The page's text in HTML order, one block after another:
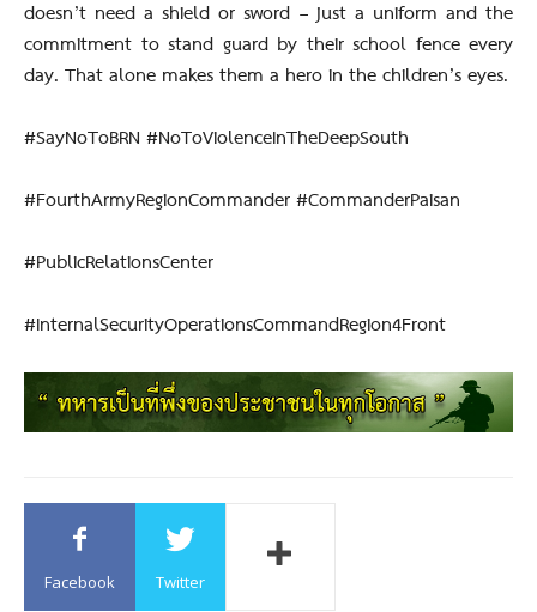
doesn’t need a shield or sword – just a uniform and the
commitment to stand guard by their school fence every
day. That alone makes them a hero in the children’s eyes.
#SayNoToBRN #NoToViolenceInTheDeepSouth
#FourthArmyRegionCommander #CommanderPaisan
#PublicRelationsCenter
#InternalSecurityOperationsCommandRegion4Front
Facebook Twitter